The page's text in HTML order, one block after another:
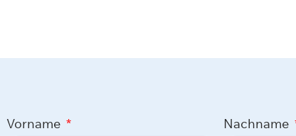
Vorname Nachname